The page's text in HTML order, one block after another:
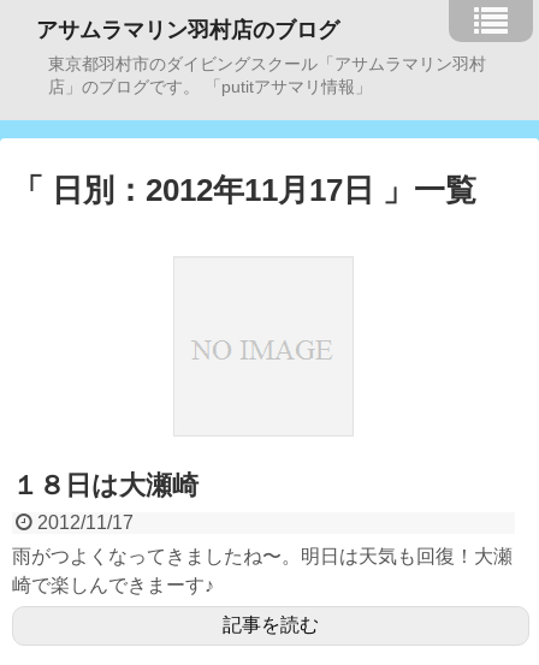
アサムラマリン羽村店のブログ
東京都羽村市のダイビングスクール「アサムラマリン羽村
店」のブログです。 「putitアサマリ情報」
「 日別：2012年11月17日 」一覧
１８日は大瀬崎
2012/11/17
雨がつよくなってきましたね〜。明日は天気も回復！大瀬
崎で楽しんできまーす♪
記事を読む